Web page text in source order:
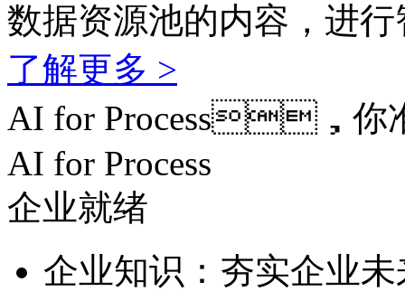
数据资源池的内容，
了解更多 >
AI for Process，你
AI for Process
企业就绪
企业知识：夯实企业